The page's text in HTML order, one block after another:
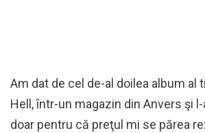
Am dat de cel de-al doilea album al
Hell, într-un magazin din Anvers şi
doar pentru că preţul mi se părea